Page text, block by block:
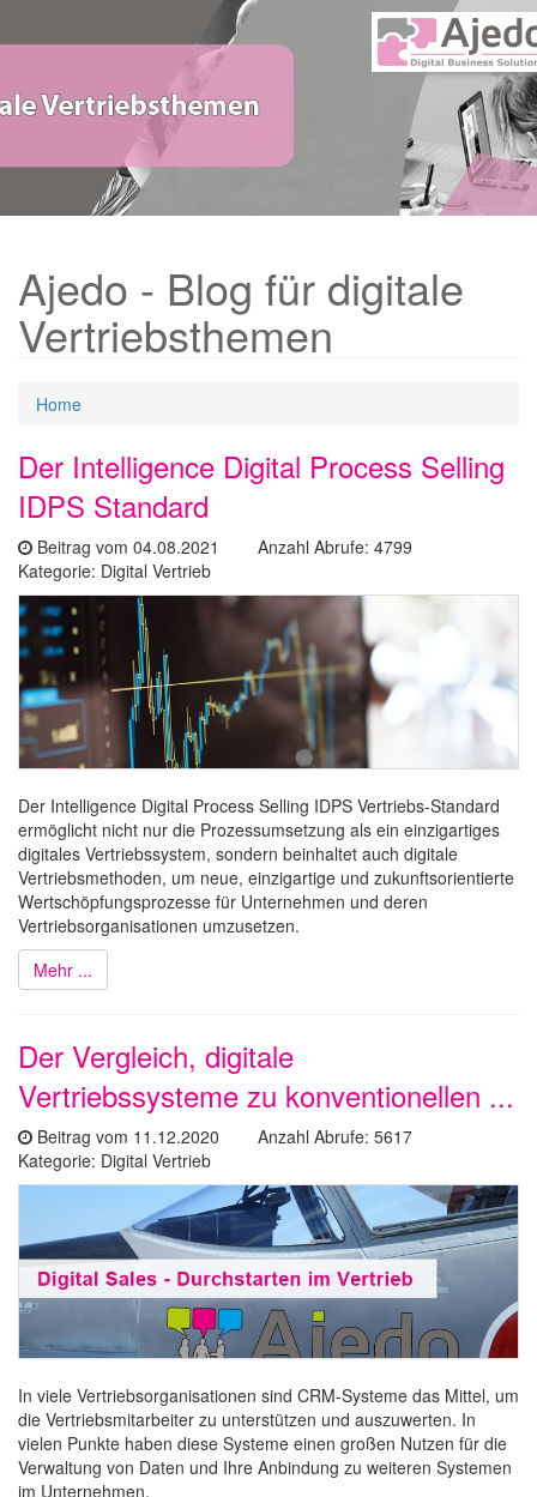
Ajedo - Blog für digitale
Vertriebsthemen
Home
Der Intelligence Digital Process Selling
IDPS Standard
Beitrag vom 04.08.2021 Anzahl Abrufe: 4799
Kategorie: Digital Vertrieb
Der Intelligence Digital Process Selling IDPS Vertriebs-Standard
ermöglicht nicht nur die Prozessumsetzung als ein einzigartiges
digitales Vertriebssystem, sondern beinhaltet auch digitale
Vertriebsmethoden, um neue, einzigartige und zukunftsorientierte
Wertschöpfungsprozesse für Unternehmen und deren
Vertriebsorganisationen umzusetzen.
Mehr ...
Der Vergleich, digitale
Vertriebssysteme zu konventionellen ...
Beitrag vom 11.12.2020 Anzahl Abrufe: 5617
Kategorie: Digital Vertrieb
In viele Vertriebsorganisationen sind CRM-Systeme das Mittel, um
die Vertriebsmitarbeiter zu unterstützen und auszuwerten. In
vielen Punkte haben diese Systeme einen großen Nutzen für die
Verwaltung von Daten und Ihre Anbindung zu weiteren Systemen
im Unternehmen.